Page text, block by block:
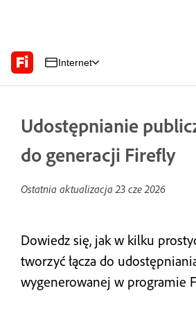
Internet
Udostępnianie
do generacji Firefly
Ostatnia aktualizacja23 cze 2026
Dowiedz się, jak w kilku
tworzyć łącza do
wygenerowanej w programie